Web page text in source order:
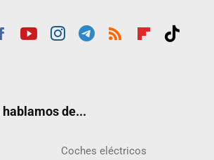
de...
Coches eléctricos